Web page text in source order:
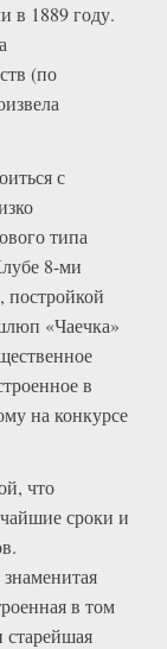
в 1889 году.
(по
с
типа
8-ми
постройкой
«Чаечка»
в
на конкурсе
что
сроки и
в том